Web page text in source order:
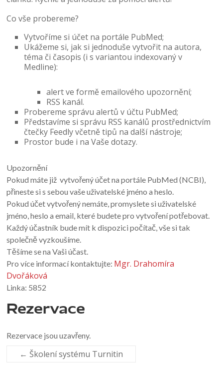
Co vše probereme?
Vytvoříme si účet na portále PubMed;
Ukážeme si, jak si jednoduše vytvořit na autora,
téma či časopis(i s variantou indexovaný v
Medline):
alert ve formě emailového upozornění;
RSS kanál.
Probereme správu alertů v účtu PubMed;
Představíme si správu RSS kanálů prostřednictvím
čtečky Feedly včetně tipů na další nástroje;
Prostor bude i na Vaše dotazy.
Upozornění
Pokud máte již vytvořený účet na portále PubMed (NCBI),
přineste si s sebou vaše uživatelské jméno a heslo.
Pokud účet vytvořený nemáte, promyslete si uživatelské
jméno, heslo a email, které budete pro vytvoření potřebovat.
Každý účastník bude mít k dispozici počítač, vše si tak
společně vyzkoušíme.
Těšíme se na Vaši účast.
Pro více informací kontaktujte: Mgr. Drahomíra
Dvořáková
Linka: 5852
Rezervace
Rezervace jsou uzavřeny.
← Školení systému Turnitin